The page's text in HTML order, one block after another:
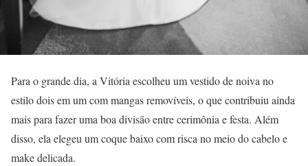
Para o grande dia, a Vitória escolheu um vestido de noiva no
estilo dois em um com mangas removíveis, o que contribuiu ainda
mais para fazer uma boa divisão entre cerimônia e festa. Além
disso, ela elegeu um coque baixo com risca no meio do cabelo e
make delicada.